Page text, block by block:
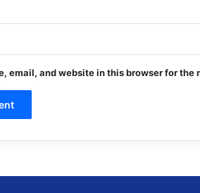
email, and website in this browser for the